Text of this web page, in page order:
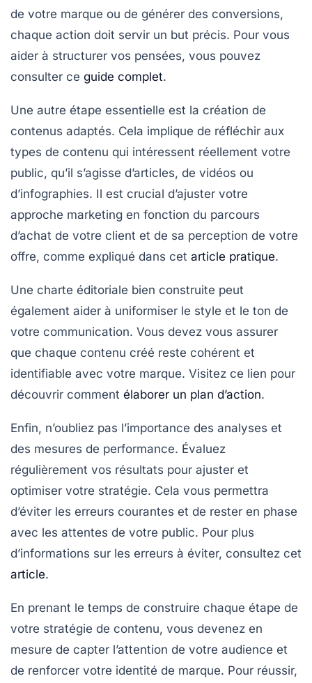
de votre marque ou de générer des conversions,
chaque action doit servir un but précis. Pour vous
aider à structurer vos pensées, vous pouvez
consulter ce guide complet.
Une autre étape essentielle est la création de
contenus adaptés. Cela implique de réfléchir aux
types de contenu qui intéressent réellement votre
public, qu’il s’agisse d’articles, de vidéos ou
d’infographies. Il est crucial d’ajuster votre
approche marketing en fonction du parcours
d’achat de votre client et de sa perception de votre
offre, comme expliqué dans cet article pratique.
Une charte éditoriale bien construite peut
également aider à uniformiser le style et le ton de
votre communication. Vous devez vous assurer
que chaque contenu créé reste cohérent et
identifiable avec votre marque. Visitez ce lien pour
découvrir comment élaborer un plan d’action.
Enfin, n’oubliez pas l’importance des analyses et
des mesures de performance. Évaluez
régulièrement vos résultats pour ajuster et
optimiser votre stratégie. Cela vous permettra
d’éviter les erreurs courantes et de rester en phase
avec les attentes de votre public. Pour plus
d’informations sur les erreurs à éviter, consultez cet
article.
En prenant le temps de construire chaque étape de
votre stratégie de contenu, vous devenez en
mesure de capter l’attention de votre audience et
de renforcer votre identité de marque. Pour réussir,